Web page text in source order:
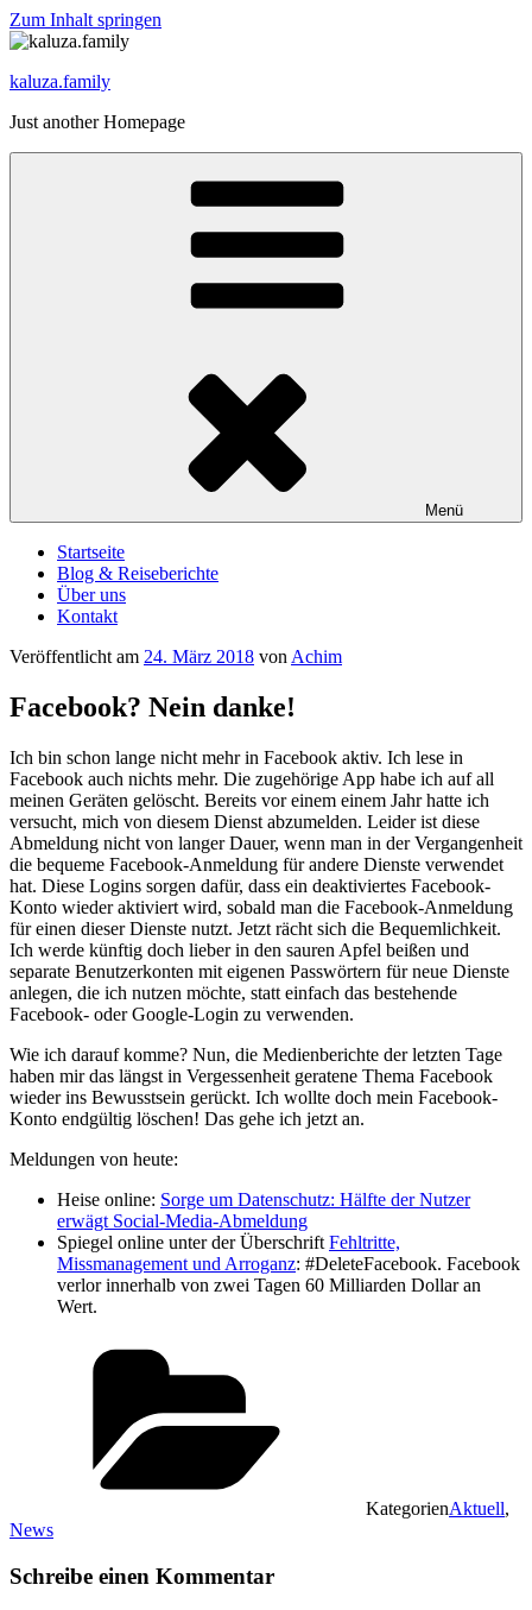
Zum Inhalt springen
kaluza.family
Just another Homepage
Menü
Startseite
Blog & Reiseberichte
Über uns
Kontakt
Veröffentlicht am 24. März 2018 von Achim
Facebook? Nein danke!
Ich bin schon lange nicht mehr in Facebook aktiv. Ich lese in
Facebook auch nichts mehr. Die zugehörige App habe ich auf all
meinen Geräten gelöscht. Bereits vor einem einem Jahr hatte ich
versucht, mich von diesem Dienst abzumelden. Leider ist diese
Abmeldung nicht von langer Dauer, wenn man in der Vergangenheit
die bequeme Facebook-Anmeldung für andere Dienste verwendet
hat. Diese Logins sorgen dafür, dass ein deaktiviertes Facebook-
Konto wieder aktiviert wird, sobald man die Facebook-Anmeldung
für einen dieser Dienste nutzt. Jetzt rächt sich die Bequemlichkeit.
Ich werde künftig doch lieber in den sauren Apfel beißen und
separate Benutzerkonten mit eigenen Passwörtern für neue Dienste
anlegen, die ich nutzen möchte, statt einfach das bestehende
Facebook- oder Google-Login zu verwenden.
Wie ich darauf komme? Nun, die Medienberichte der letzten Tage
haben mir das längst in Vergessenheit geratene Thema Facebook
wieder ins Bewusstsein gerückt. Ich wollte doch mein Facebook-
Konto endgültig löschen! Das gehe ich jetzt an.
Meldungen von heute:
Heise online: Sorge um Datenschutz: Hälfte der Nutzer
erwägt Social-Media-Abmeldung
Spiegel online unter der Überschrift Fehltritte,
Missmanagement und Arroganz: #DeleteFacebook. Facebook
verlor innerhalb von zwei Tagen 60 Milliarden Dollar an
Wert.
KategorienAktuell,
News
Schreibe einen Kommentar